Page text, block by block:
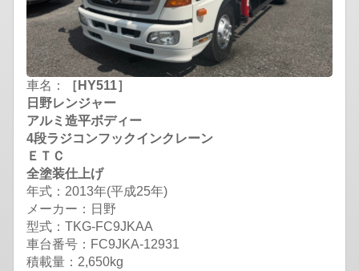
車名：
［HY511］
日野レンジャー
アルミ造平ボディー
4段ラジコンフックインクレーン
ＥＴＣ
全塗装仕上げ
年式：2013年(平成25年)
メーカー：日野
型式：TKG-FC9JKAA
車台番号：FC9JKA-12931
積載量：2,650kg